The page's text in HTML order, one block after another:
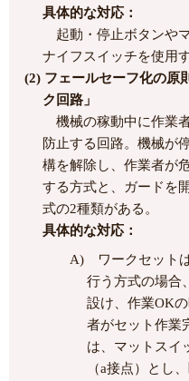
具体的な対応：
起動・停止ボタンや
ナイフスイッチを使用
(2) フェールセーフ化の原
ク回路」
機械の稼動中に作業
防止する回路。機械が
構を解除し、作業者が
する方式と、ガードを
式の2種類がある。
具体的な対応：
A) ワークセット
行う方式の場合
設け、作業OK
者がセット作業
は、マットスイ
（a接点）とし